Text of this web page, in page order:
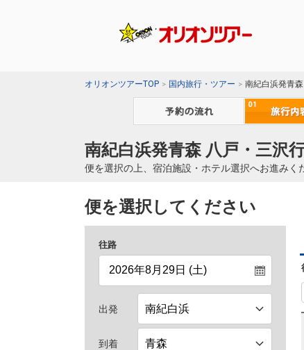
オリオンツアーTOP 国内旅行・ツアー 南紀白浜発青
南紀白浜発青森 八戸・三沢
便を選択の上、宿泊施設・ホテル選択へお進みく
便を選択してください
往路
出発
到着